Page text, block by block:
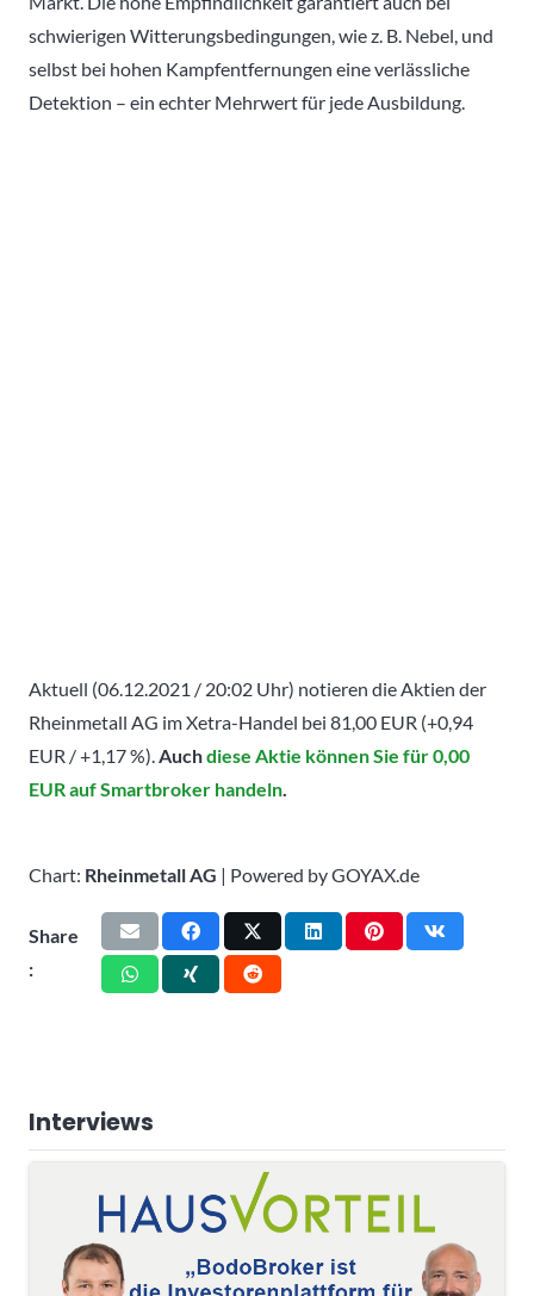
schwierigen Witterungsbedingungen, wie z. B. Nebel, und
selbst bei hohen Kampfentfernungen eine verlässliche
Detektion – ein echter Mehrwert für jede Ausbildung.
Aktuell (06.12.2021 / 20:02 Uhr) notieren die Aktien der
Rheinmetall AG im Xetra-Handel bei 81,00 EUR (+0,94
EUR / +1,17 %). Auchdiese Aktie können Sie für 0,00
EUR auf Smartbroker handeln
Chart: Rheinmetall AG | Powered by GOYAX.de
Share
:
Interviews